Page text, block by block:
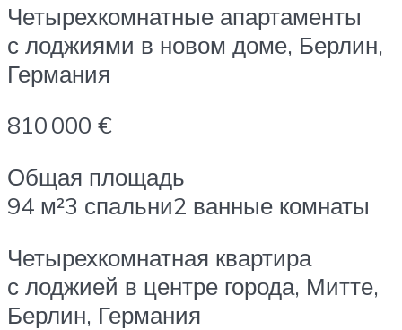
Четырехкомнатные апартаменты
с лоджиями в новом доме, Берлин,
Германия
810 000 €
Общая площадь
94 м²3 спальни2 ванные комнаты
Четырехкомнатная квартира
с лоджией в центре города, Митте,
Берлин, Германия